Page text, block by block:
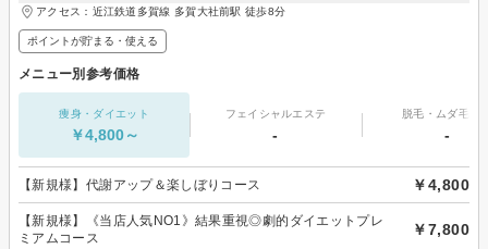
アクセス：近江鉄道多賀線 多賀大社前駅 徒歩8分
ポイントが貯まる・使える
メニュー別参考価格
痩身・ダイエット
￥4,800～
フェイシャルエステ
-
脱毛・ムダ毛処
-
【新規様】代謝アップ＆楽しぼりコース ￥4,800
【新規様】《当店人気NO1》結果重視◎劇的ダイエットプレ
ミアムコース
￥7,800